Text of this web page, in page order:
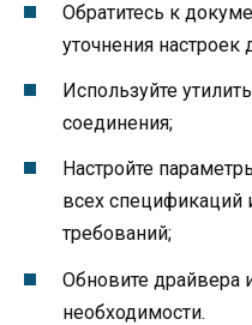
Обратитесь к
уточнения настроек
Используйте
соединения;
Настройте
всех спецификаций
требований;
Обновите драйвера
необходимости.